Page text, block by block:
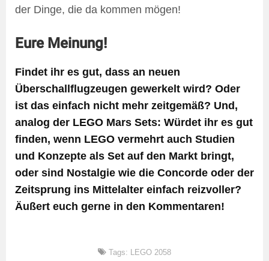
der Dinge, die da kommen mögen!
Eure Meinung!
Findet ihr es gut, dass an neuen
Überschallflugzeugen gewerkelt wird? Oder
ist das einfach nicht mehr zeitgemäß? Und,
analog der LEGO Mars Sets: Würdet ihr es gut
finden, wenn LEGO vermehrt auch Studien
und Konzepte als Set auf den Markt bringt,
oder sind Nostalgie wie die Concorde oder der
Zeitsprung ins Mittelalter einfach reizvoller?
Äußert euch gerne in den Kommentaren!
Tags: LEGO 2058